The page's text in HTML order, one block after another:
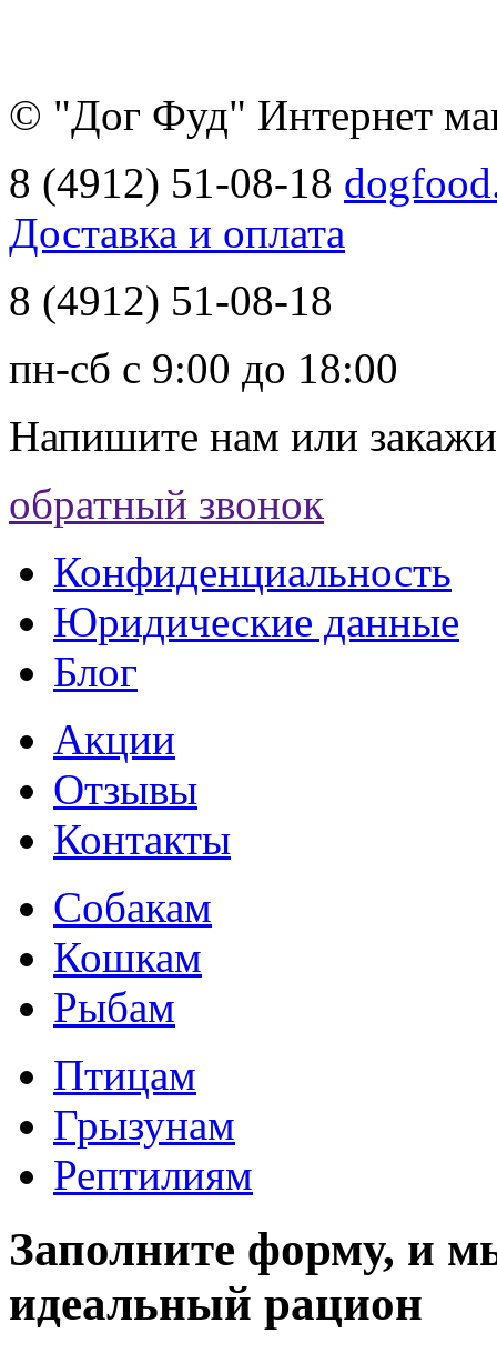
© "Дог Фуд" Интернет
8 (4912) 51-08-18
Доставка и оплата
8 (4912) 51-08-18
пн-сб с 9:00 до 18:00
Напишите нам или
обратный звонок
Конфиденциальность
Юридические данные
Блог
Акции
Отзывы
Контакты
Собакам
Кошкам
Рыбам
Птицам
Грызунам
Рептилиям
Заполните форму, и
идеальный рацион